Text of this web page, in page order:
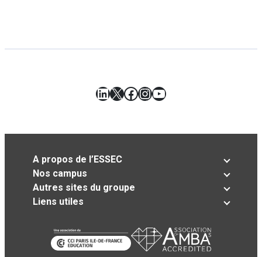
LinkedIn
X Facebook
Instagram
YouTube
A propos de l’ESSEC
Nos campus
Autres sites du groupe
Liens utiles